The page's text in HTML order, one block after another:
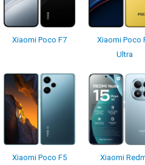
Xiaomi Poco F7
Xiaomi Poco
Ultra
Xiaomi Poco F5
Xiaomi